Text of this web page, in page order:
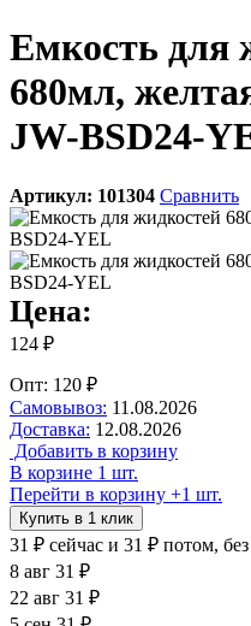
Емкость для
680мл,
JW-BSD24-
Артикул: 101304 Сравнить
Цена:
124 ₽
Опт: 120 ₽
Самовывоз: 11.08.2026
Доставка: 12.08.2026
Добавить в корзину
В корзине 1 шт.
Перейти в корзину +1 шт.
Купить в 1 клик
31 ₽ сейчас и 31 ₽ потом,
8 авг 31 ₽
22 авг 31 ₽